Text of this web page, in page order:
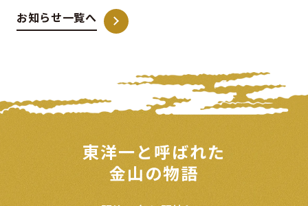
お知らせ一覧へ
東洋一と呼ばれた
金山の物語